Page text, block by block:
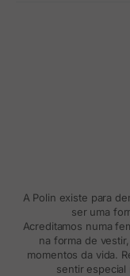
A Polin existe para
ser uma
Acreditamos numa
na forma de
momentos da vida.
sentir especial